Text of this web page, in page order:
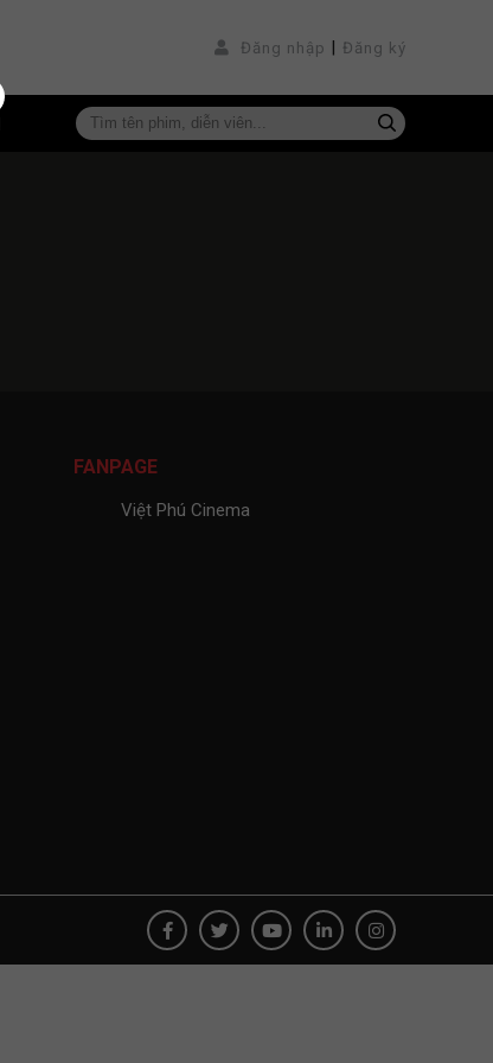
Đăng nhập | Đăng ký
FANPAGE
Việt Phú Cinema